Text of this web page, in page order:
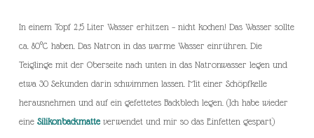
In einem Topf 2,5 Liter Wasser erhitzen – nicht kochen! Das Wasser sollte
ca. 80°C haben. Das Natron in das warme Wasser einrühren. Die
Teiglinge mit der Oberseite nach unten in das Natronwasser legen und
etwa 30 Sekunden darin schwimmen lassen. Mit einer Schöpfkelle
herausnehmen und auf ein gefettetes Backblech legen. (Ich habe wieder
eine Silikonbackmatte verwendet und mir so das Einfetten gespart)